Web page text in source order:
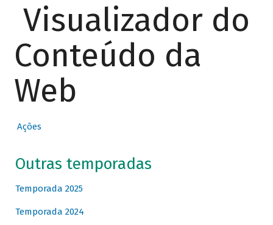
Visualizador do
Conteúdo da
Web
Ações
Outras temporadas
Temporada 2025
Temporada 2024